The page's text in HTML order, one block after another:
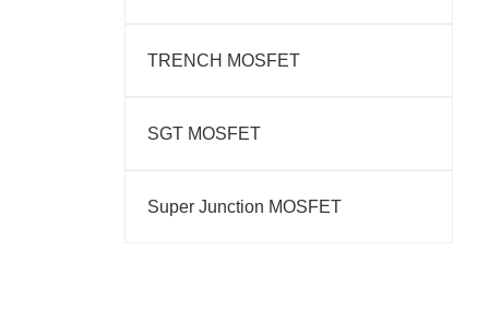
TRENCH MOSFET
SGT MOSFET
Super Junction MOSFET